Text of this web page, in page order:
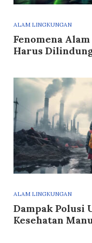
ALAM LINGKUNGAN
Fenomena
Harus
ALAM LINGKUNGAN
Dampak Polusi
Kesehatan